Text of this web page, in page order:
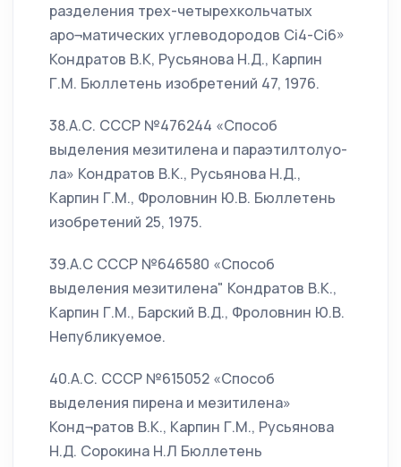
разделения трех-четырехкольчатых
аро¬матических углеводородов Ci4-Ci6»
Кондратов В.К, Русьянова Н.Д., Карпин
Г.М. Бюллетень изобретений 47, 1976.
38.А.С. СССР №476244 «Способ
выделения мезитилена и параэтилтолуо-
ла» Кондратов В.К., Русьянова Н.Д.,
Карпин Г.М., Фроловнин Ю.В. Бюллетень
изобретений 25, 1975.
39.А.С СССР №646580 «Способ
выделения мезитилена" Кондратов В.К.,
Карпин Г.М., Барский В.Д., Фроловнин Ю.В.
Непубликуемое.
40.А.С. СССР №615052 «Способ
выделения пирена и мезитилена»
Конд¬ратов В.К., Карпин Г.М., Русьянова
Н.Д. Сорокина Н.Л Бюллетень